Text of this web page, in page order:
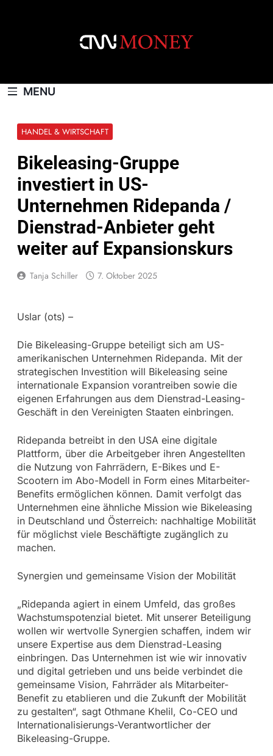
MENU
HANDEL & WIRTSCHAFT
Bikeleasing-Gruppe
investiert in US-
Unternehmen Ridepanda /
Dienstrad-Anbieter geht
weiter auf Expansionskurs
Tanja Schiller 7. Oktober 2025
Uslar (ots) –
Die Bikeleasing-Gruppe beteiligt sich am US-
amerikanischen Unternehmen Ridepanda. Mit der
strategischen Investition will Bikeleasing seine
internationale Expansion vorantreiben sowie die
eigenen Erfahrungen aus dem Dienstrad-Leasing-
Geschäft in den Vereinigten Staaten einbringen.
Ridepanda betreibt in den USA eine digitale
Plattform, über die Arbeitgeber ihren Angestellten
die Nutzung von Fahrrädern, E-Bikes und E-
Scootern im Abo-Modell in Form eines Mitarbeiter-
Benefits ermöglichen können. Damit verfolgt das
Unternehmen eine ähnliche Mission wie Bikeleasing
in Deutschland und Österreich: nachhaltige Mobilität
für möglichst viele Beschäftigte zugänglich zu
machen.
Synergien und gemeinsame Vision der Mobilität
„Ridepanda agiert in einem Umfeld, das großes
Wachstumspotenzial bietet. Mit unserer Beteiligung
wollen wir wertvolle Synergien schaffen, indem wir
unsere Expertise aus dem Dienstrad-Leasing
einbringen. Das Unternehmen ist wie wir innovativ
und digital getrieben und uns beide verbindet die
gemeinsame Vision, Fahrräder als Mitarbeiter-
Benefit zu etablieren und die Zukunft der Mobilität
zu gestalten“, sagt Othmane Khelil, Co-CEO und
Internationalisierungs-Verantwortlicher der
Bikeleasing-Gruppe.